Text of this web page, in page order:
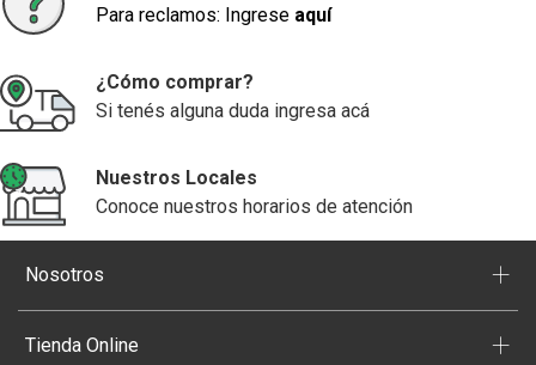
Para reclamos: Ingrese aquí
¿Cómo comprar?
Si tenés alguna duda ingresa acá
Nuestros Locales
Conoce nuestros horarios de atención
Nosotros +
Tienda Online +